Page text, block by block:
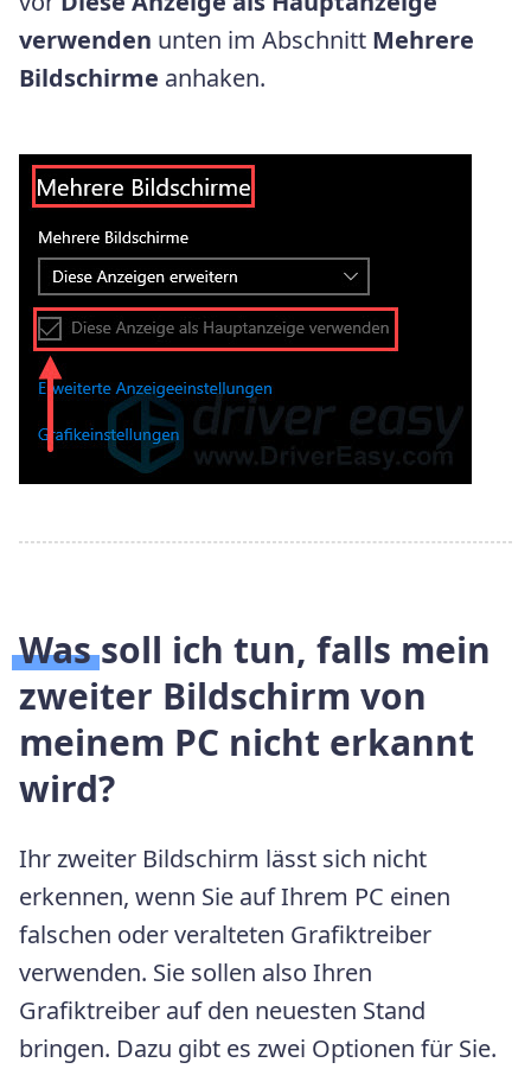
verwenden unten im Abschnitt Mehrere
Bildschirme anhaken.
Was soll ich tun, falls mein
zweiter Bildschirm von
meinem PC nicht erkannt
wird?
Ihr zweiter Bildschirm lässt sich nicht
erkennen, wenn Sie auf Ihrem PC einen
falschen oder veralteten Grafiktreiber
verwenden. Sie sollen also Ihren
Grafiktreiber auf den neuesten Stand
bringen. Dazu gibt es zwei Optionen für Sie.